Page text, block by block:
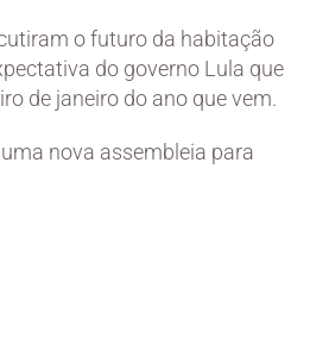
o futuro da habitação
do governo Lula que
de janeiro do ano que vem.
nova assembleia para